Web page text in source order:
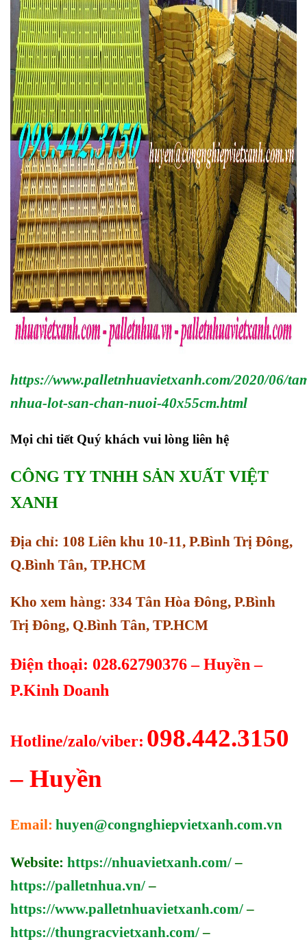
https://www.palletnhuavietxanh.com/2020/06/
nhua-lot-san-chan-nuoi-40x55cm.html
Mọi chi tiết Quý khách vui lòng liên hệ
CÔNG TY TNHH SẢN XUẤT VIỆT
XANH
Địa chỉ: 108 Liên khu 10-11, P.Bình Trị Đông,
Q.Bình Tân, TP.HCM
Kho xem hàng: 334 Tân Hòa Đông, P.Bình
Trị Đông, Q.Bình Tân, TP.HCM
Điện thoại: 028.62790376 – Huyền –
P.Kinh Doanh
Hotline/zalo/viber: 098.442.3150
– Huyền
Email: huyen@congnghiepvietxanh.com.vn
Website: https://nhuavietxanh.com/–
https://palletnhua.vn/–
https://www.palletnhuavietxanh.com/–
https://thungracvietxanh.com/–